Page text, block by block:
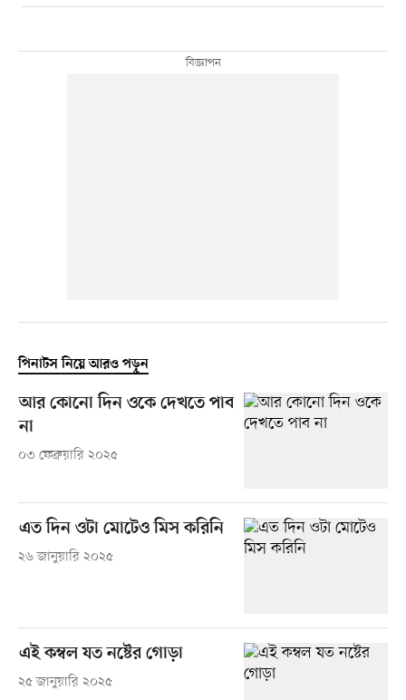
পিনাটস নিয়ে আরও পড়ুন
আর কোনো দিন ওকে দেখতে পাব
না
০৩ ফেব্রুয়ারি ২০২৫
এত দিন ওটা মোটেও মিস করিনি
২৬ জানুয়ারি ২০২৫
এই কম্বল যত নষ্টের গোড়া
২৫ জানুয়ারি ২০২৫